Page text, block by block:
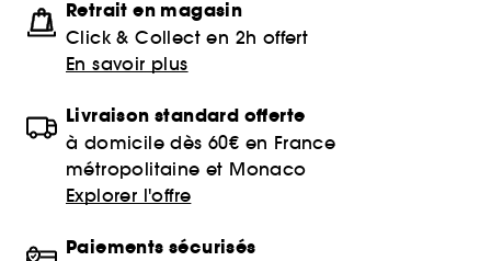
Retrait en magasin
Click & Collect en 2h offert
En savoir plus
Livraison standard offerte
à domicile dès 60€ en France
métropolitaine et Monaco
Explorer l'offre
Paiements sécurisés